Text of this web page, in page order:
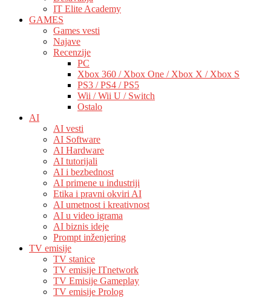
IT Elite Academy
GAMES
Games vesti
Najave
Recenzije
PC
Xbox 360 / Xbox One / Xbox X / Xbox S
PS3 / PS4 / PS5
Wii / Wii U / Switch
Ostalo
AI
AI vesti
AI Software
AI Hardware
AI tutorijali
AI i bezbednost
AI primene u industriji
Etika i pravni okviri AI
AI umetnost i kreativnost
AI u video igrama
AI biznis ideje
Prompt inženjering
TV emisije
TV stanice
TV emisije ITnetwork
TV Emisije Gameplay
TV emisije Prolog